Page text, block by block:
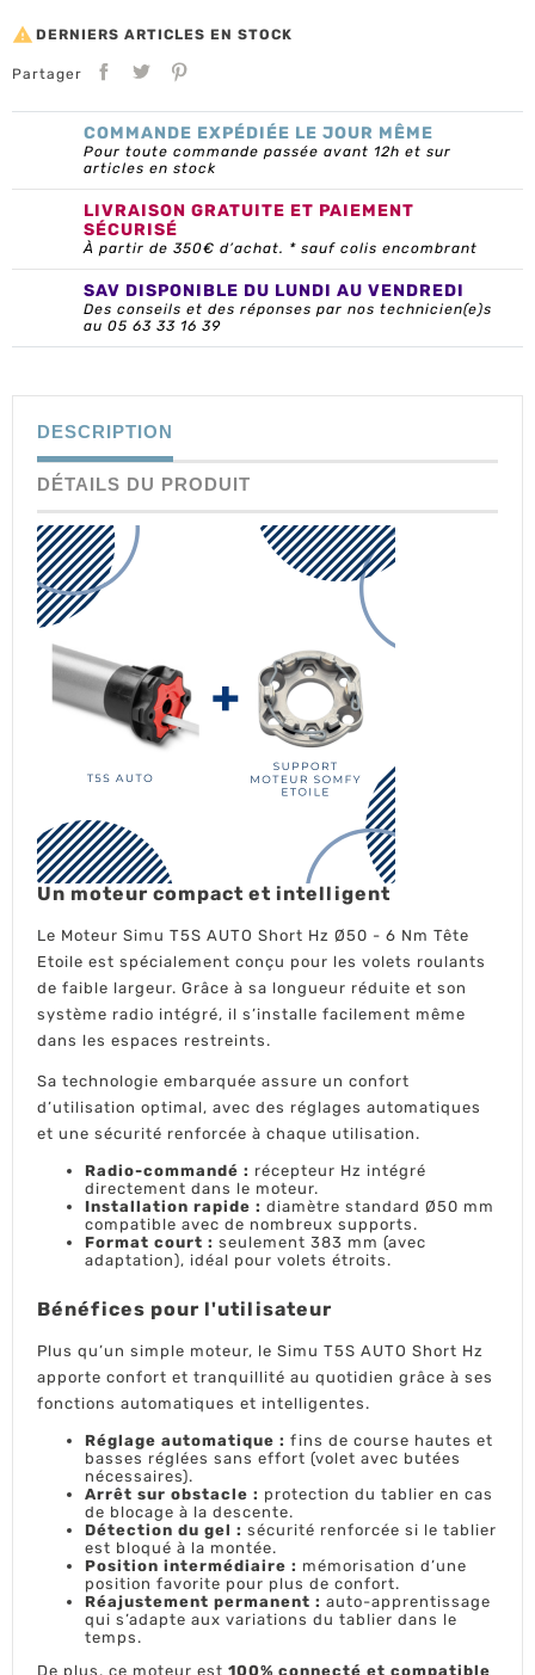
 DERNIERS ARTICLES EN STOCK
Partager
COMMANDE EXPÉDIÉE LE JOUR MÊME
Pour toute commande passée avant 12h et sur
articles en stock
LIVRAISON GRATUITE ET PAIEMENT
SÉCURISÉ
À partir de 350€ d’achat. * sauf colis encombrant
SAV DISPONIBLE DU LUNDI AU VENDREDI
Des conseils et des réponses par nos technicien(e)s
au 05 63 33 16 39
DESCRIPTION
DÉTAILS DU PRODUIT
Moteur
T5S
AUTO
Short
Hz
Ø50
-
6
avec
tête
étoile
Un moteur compact et intelligent
Le Moteur Simu T5S AUTO Short Hz Ø50 - 6 Nm Tête
Etoile est spécialement conçu pour les volets roulants
de faible largeur. Grâce à sa longueur réduite et son
système radio intégré, il s’installe facilement même
dans les espaces restreints.
Sa technologie embarquée assure un confort
d’utilisation optimal, avec des réglages automatiques
et une sécurité renforcée à chaque utilisation.
Radio-commandé : récepteur Hz intégré
directement dans le moteur.
Installation rapide : diamètre standard Ø50 mm
compatible avec de nombreux supports.
Format court : seulement 383 mm (avec
adaptation), idéal pour volets étroits.
Bénéfices pour l'utilisateur
Plus qu’un simple moteur, le Simu T5S AUTO Short Hz
apporte confort et tranquillité au quotidien grâce à ses
fonctions automatiques et intelligentes.
Réglage automatique : fins de course hautes et
basses réglées sans effort (volet avec butées
nécessaires).
Arrêt sur obstacle : protection du tablier en cas
de blocage à la descente.
Détection du gel : sécurité renforcée si le tablier
est bloqué à la montée.
Position intermédiaire : mémorisation d’une
position favorite pour plus de confort.
Réajustement permanent : auto-apprentissage
qui s’adapte aux variations du tablier dans le
temps.
De plus, ce moteur est 100% connecté et compatible